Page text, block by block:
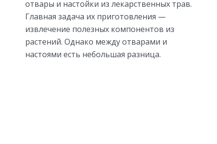
отвары и настойки из лекарственных трав.
Главная задача их приготовления —
извлечение полезных компонентов из
растений. Однако между отварами и
настоями есть небольшая разница.